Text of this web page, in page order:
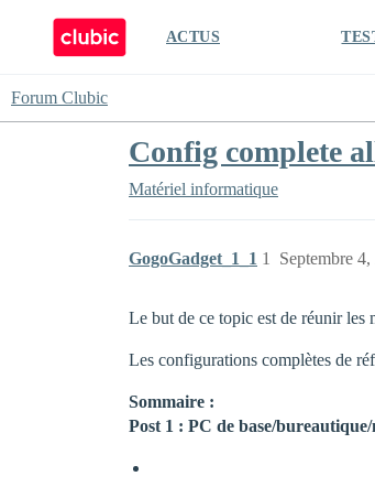
ACTUS
Forum Clubic
Config complete
Matériel informatique
GogoGadget_1_1 Septembre
1
Le but de ce topic est de réunir
Les configurations complètes de
Sommaire :
Post 1 : PC de base/